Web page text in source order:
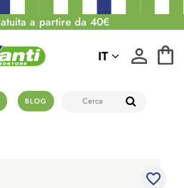
a partire da 40€
BLOG
IT
favorite_border